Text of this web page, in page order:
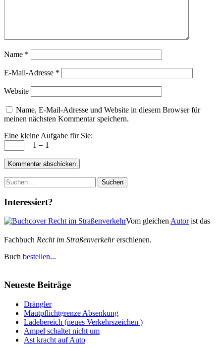
Name *
E-Mail-Adresse *
Website
Name, E-Mail-Adresse und Website in diesem Browser für
meinen nächsten Kommentar speichern.
Eine kleine Aufgabe für Sie:
− 1 = 1
Suchen
nach:
Interessiert?
Vom gleichenAutorist das
Fachbuch Recht im Straßenverkehrerschienen.
Buch bestellen...
Neueste Beiträge
Drängler
Mautpflichtgrenze Absenkung
Ladebereich (neues Verkehrszeichen )
Ampel schaltet nicht um
Ast kracht auf Auto